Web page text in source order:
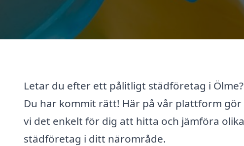
Letar du efter ett pålitligt städföretag i Ölme?
Du har kommit rätt! Här på vår plattform gör
vi det enkelt för dig att hitta och jämföra olika
städföretag i ditt närområde.